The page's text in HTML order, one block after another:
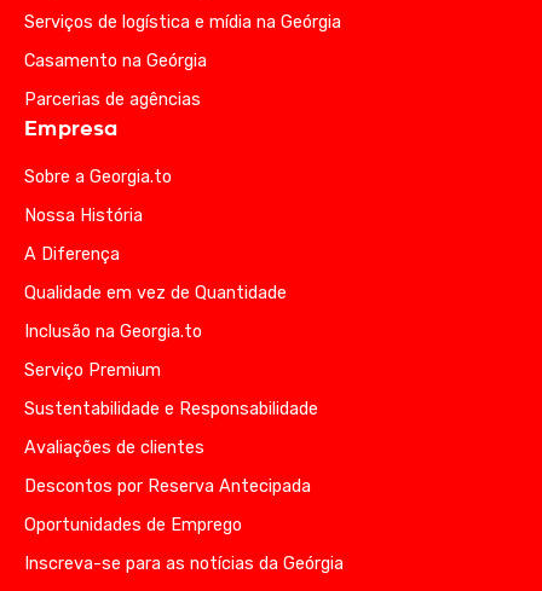
Serviços de logística e mídia na Geórgia
Casamento na Geórgia
Parcerias de agências
Empresa
Sobre a Georgia.to
Nossa História
A Diferença
Qualidade em vez de Quantidade
Inclusão na Georgia.to
Serviço Premium
Sustentabilidade e Responsabilidade
Avaliações de clientes
Descontos por Reserva Antecipada
Oportunidades de Emprego
Inscreva-se para as notícias da Geórgia